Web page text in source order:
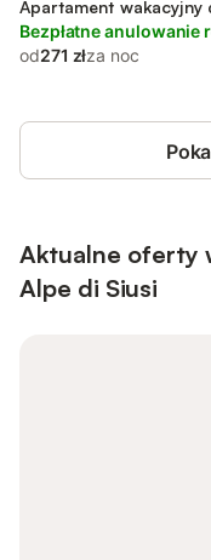
Apartament wakacyjny
Bezpłatne anulowanie
od271 złza noc
Aktualne oferty
Alpe di Siusi